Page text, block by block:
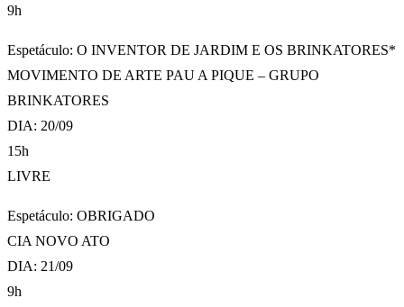
9h
Espetáculo: O INVENTOR DE JARDIM E OS BRINKATORES*
MOVIMENTO DE ARTE PAU A PIQUE – GRUPO
BRINKATORES
DIA: 20/09
15h
LIVRE
Espetáculo: OBRIGADO
CIA NOVO ATO
DIA: 21/09
9h